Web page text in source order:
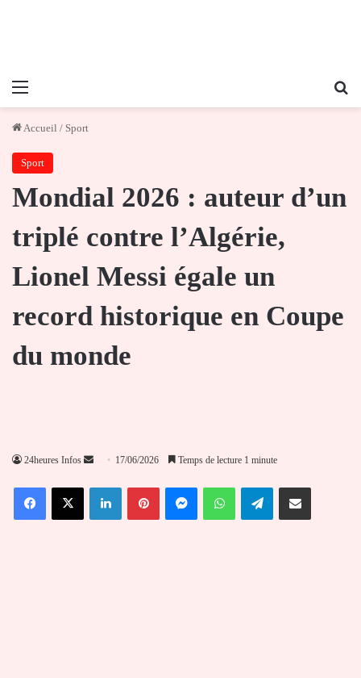
Menu
Accueil / Sport
Sport
Mondial 2026 : auteur d’un
triplé contre l’Algérie,
Lionel Messi égale un
record historique en Coupe
du monde
24heures Infos
Envoyer
courriel
17/06/2026 Temps de lecture 1 minute
FacebookX LinkedinPinterestMessengerWhatsAppTelegramPartager par email